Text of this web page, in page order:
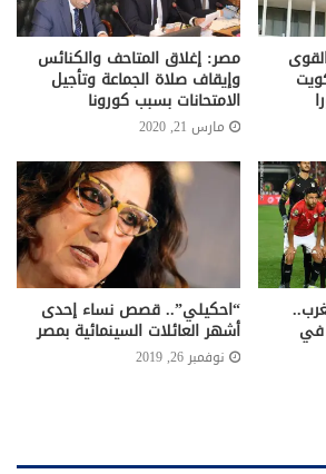
مصر: إغلاق المتاحف والكنائس
وإيقاف صلاة الجماعة وتأجيل
الامتحانات بسبب كورونا
مارس 21, 2020
في
“احكيلي”.. قصص نساء إحدى
أشهر العائلات السينمائية بمصر
نوفمبر 26, 2019